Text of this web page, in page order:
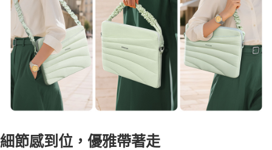
細節感到位，優雅帶著走